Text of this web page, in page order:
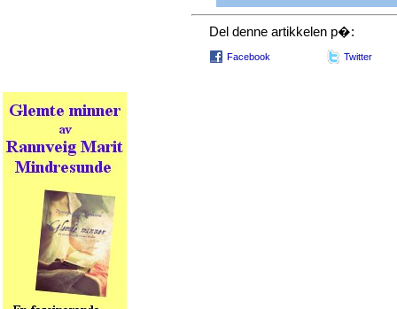
Del denne artikkelen p�:
Facebook Twitter